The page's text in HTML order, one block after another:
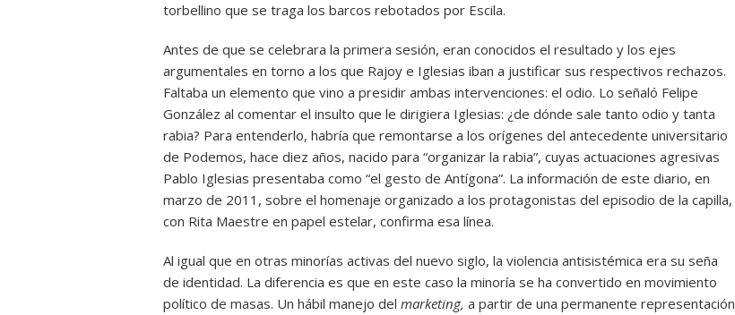
torbellino que se traga los barcos rebotados por Escila.
Antes de que se celebrara la primera sesión, eran conocidos el resultado y los ejes
argumentales en torno a los que Rajoy e Iglesias iban a justificar sus respectivos rechazos.
Faltaba un elemento que vino a presidir ambas intervenciones: el odio. Lo señaló Felipe
González al comentar el insulto que le dirigiera Iglesias: ¿de dónde sale tanto odio y tanta
rabia? Para entenderlo, habría que remontarse a los orígenes del antecedente universitario
de Podemos, hace diez años, nacido para “organizar la rabia”, cuyas actuaciones agresivas
Pablo Iglesias presentaba como “el gesto de Antígona”. La información de este diario, en
marzo de 2011, sobre el homenaje organizado a los protagonistas del episodio de la capilla,
con Rita Maestre en papel estelar, confirma esa línea.
Al igual que en otras minorías activas del nuevo siglo, la violencia antisistémica era su seña
de identidad. La diferencia es que en este caso la minoría se ha convertido en movimiento
político de masas. Un hábil manejo del marketing, a partir de una permanente representación